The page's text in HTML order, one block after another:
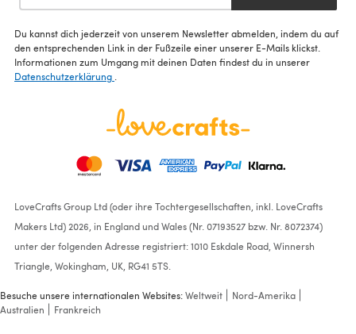
Du kannst dich jederzeit von unserem Newsletter abmelden, indem du auf
den entsprechenden Link in der Fußzeile einer unserer E-Mails klickst.
Informationen zum Umgang mit deinen Daten findest du in unserer
Datenschutzerklärung
LoveCrafts Group Ltd (oder ihre Tochtergesellschaften, inkl. LoveCrafts
Makers Ltd) 2026, in England und Wales (Nr. 07193527 bzw. Nr. 8072374)
unter der folgenden Adresse registriert: 1010 Eskdale Road, Winnersh
Triangle, Wokingham, UK, RG41 5TS.
Besuche unsere internationalen Websites:Weltweit
Nord-Amerika
Australien
Frankreich